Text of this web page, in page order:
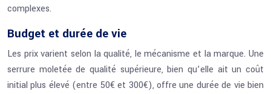
complexes.
Budget et durée de vie
Les prix varient selon la qualité, le mécanisme et la marque. Une
serrure moletée de qualité supérieure, bien qu’elle ait un coût
initial plus élevé (entre 50€ et 300€), offre une durée de vie bien